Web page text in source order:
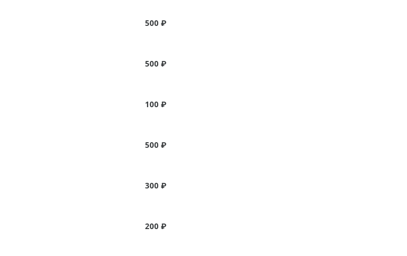
500 ₽
500 ₽
100 ₽
500 ₽
300 ₽
200 ₽